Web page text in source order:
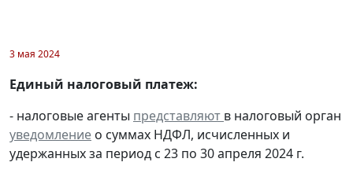
3 мая 2024
Единый налоговый платеж:
- налоговые агенты представляют в налоговый орган
уведомление о суммах НДФЛ, исчисленных и
удержанных за период с 23 по 30 апреля 2024 г.